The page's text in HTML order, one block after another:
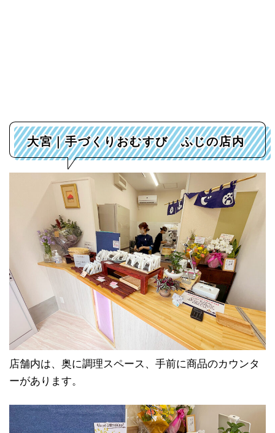
大宮｜手づくりおむすび ふじの店内
店舗内は、奥に調理スペース、手前に商品のカウンタ
ーがあります。